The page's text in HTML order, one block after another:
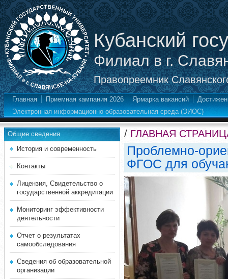
Кубанский
Филиал в г.
Правопреемник
Главная Приемная кампания 2026 Ярмарка вакансий
Электронная информационно-образовательная среда (ЭИОС)
Общие сведения
История и современность
Контакты
Лицензия, Свидетельство о
государственной аккредитации
Мониторинг эффективности
деятельности
Отчет о результатах
самообследования
Сведения об образовательной
организации
/ ГЛАВНАЯ
Проблемно-
ФГОС для